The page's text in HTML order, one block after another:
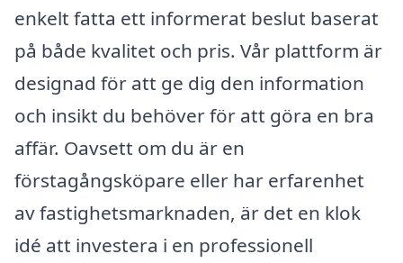
enkelt fatta ett informerat beslut baserat
på både kvalitet och pris. Vår plattform är
designad för att ge dig den information
och insikt du behöver för att göra en bra
affär. Oavsett om du är en
förstagångsköpare eller har erfarenhet
av fastighetsmarknaden, är det en klok
idé att investera i en professionell